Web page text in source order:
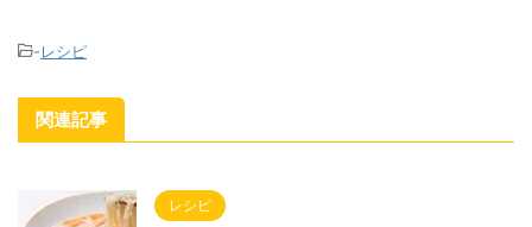
-レシピ
関連記事
レシピ